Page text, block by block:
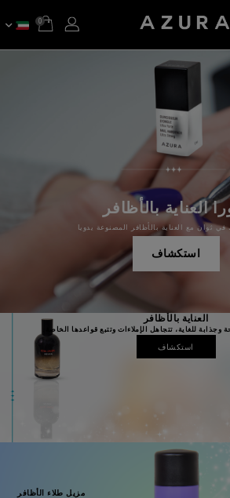
0
العناية بالأظافر
ثوان مع العناية بالأظافر المصنوعة يدويا
استكشاف
العناية بالأظافر
للغاية، تتجاهل الإملاءات وتتبع قواعدها الخاصة.
استكشاف
مزيل طلاء الأظافر